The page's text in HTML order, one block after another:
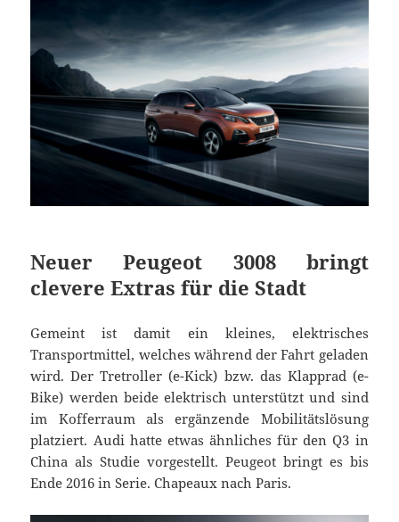
Neuer Peugeot 3008 bringt
clevere Extras für die Stadt
Gemeint ist damit ein kleines, elektrisches
Transportmittel, welches während der Fahrt geladen
wird. Der Tretroller (e-Kick) bzw. das Klapprad (e-
Bike) werden beide elektrisch unterstützt und sind
im Kofferraum als ergänzende Mobilitätslösung
platziert. Audi hatte etwas ähnliches für den Q3 in
China als Studie vorgestellt. Peugeot bringt es bis
Ende 2016 in Serie. Chapeaux nach Paris.